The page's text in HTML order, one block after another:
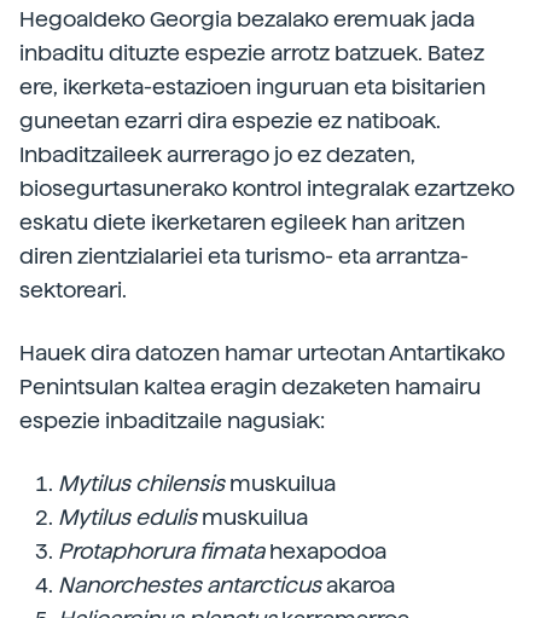
Hegoaldeko Georgia bezalako eremuak jada
inbaditu dituzte espezie arrotz batzuek. Batez
ere, ikerketa-estazioen inguruan eta bisitarien
guneetan ezarri dira espezie ez natiboak.
Inbaditzaileek aurrerago jo ez dezaten,
biosegurtasunerako kontrol integralak ezartzeko
eskatu diete ikerketaren egileek han aritzen
diren zientzialariei eta turismo- eta arrantza-
sektoreari.
Hauek dira datozen hamar urteotan Antartikako
Penintsulan kaltea eragin dezaketen hamairu
espezie inbaditzaile nagusiak:
Mytilus chilensismuskuilua
Mytilus edulismuskuilua
Protaphorura fimatahexapodoa
Nanorchestes antarcticusakaroa